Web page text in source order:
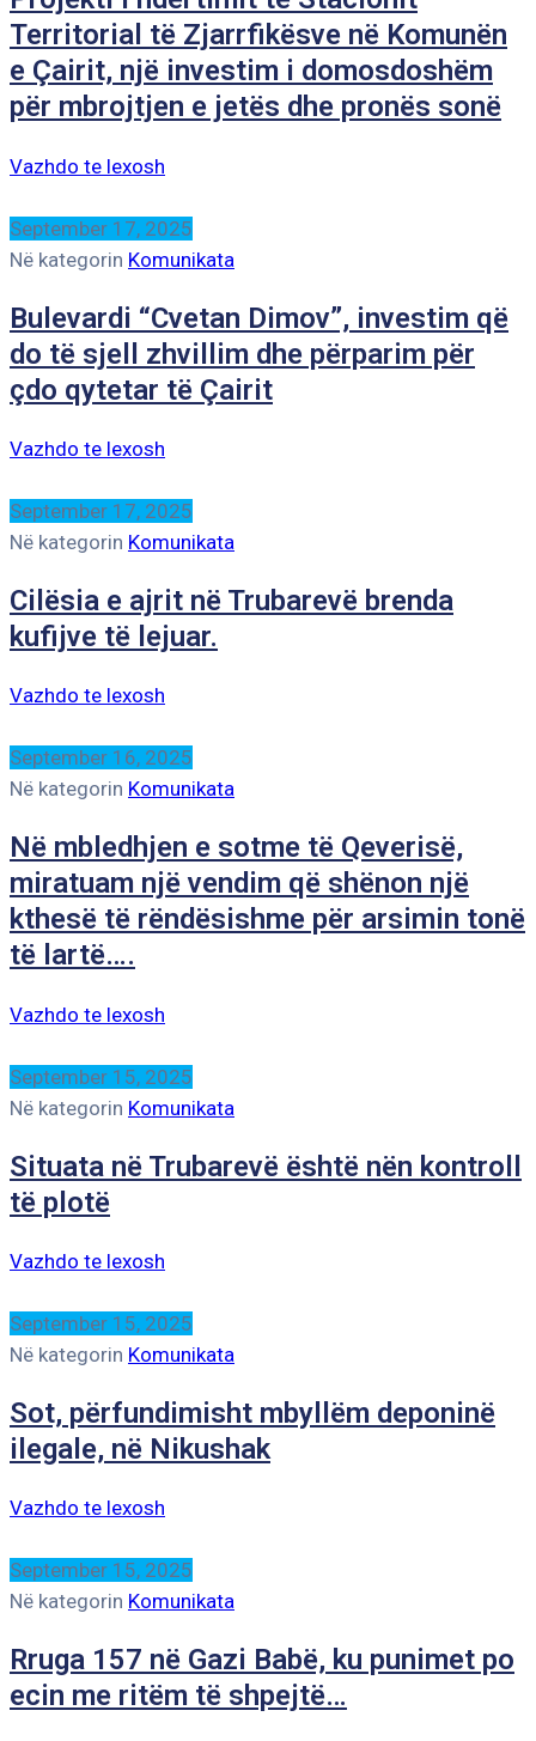
Territorial të Zjarrfikësve në Komunën
e Çairit, një investim i domosdoshëm
për mbrojtjen e jetës dhe pronës sonë
Vazhdo te lexosh
September 17, 2025
Në kategorin Komunikata
Bulevardi “Cvetan Dimov”, investim që
do të sjell zhvillim dhe përparim për
çdo qytetar të Çairit
Vazhdo te lexosh
September 17, 2025
Në kategorin Komunikata
Cilësia e ajrit në Trubarevë brenda
kufijve të lejuar.
Vazhdo te lexosh
September 16, 2025
Në kategorin Komunikata
Në mbledhjen e sotme të Qeverisë,
miratuam një vendim që shënon një
kthesë të rëndësishme për arsimin tonë
të lartë….
Vazhdo te lexosh
September 15, 2025
Në kategorin Komunikata
Situata në Trubarevë është nën kontroll
të plotë
Vazhdo te lexosh
September 15, 2025
Në kategorin Komunikata
Sot, përfundimisht mbyllëm deponinë
ilegale, në Nikushak
Vazhdo te lexosh
September 15, 2025
Në kategorin Komunikata
Rruga 157 në Gazi Babë, ku punimet po
ecin me ritëm të shpejtë…